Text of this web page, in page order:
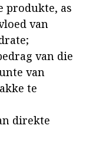
produkte, as
van
van die
van
te
direkte